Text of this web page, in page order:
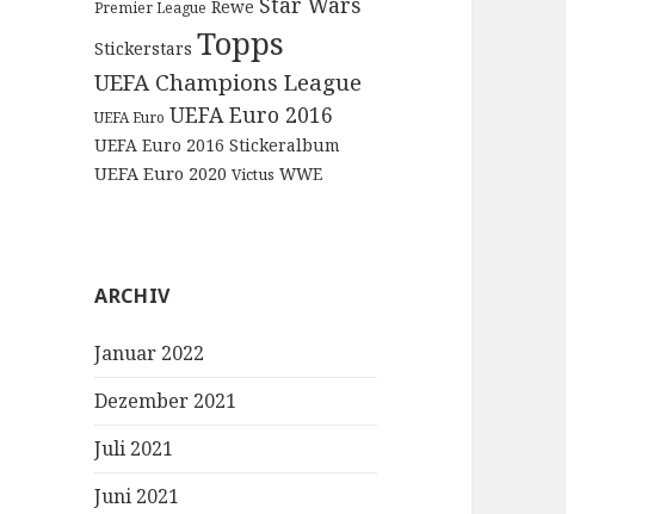
Premier League Rewe
Stickerstars Topps
UEFA Champions League
UEFA Euro UEFA Euro 2016
UEFA Euro 2016 Stickeralbum
UEFA Euro 2020 Victus WWE
ARCHIV
Januar 2022
Dezember 2021
Juli 2021
Juni 2021